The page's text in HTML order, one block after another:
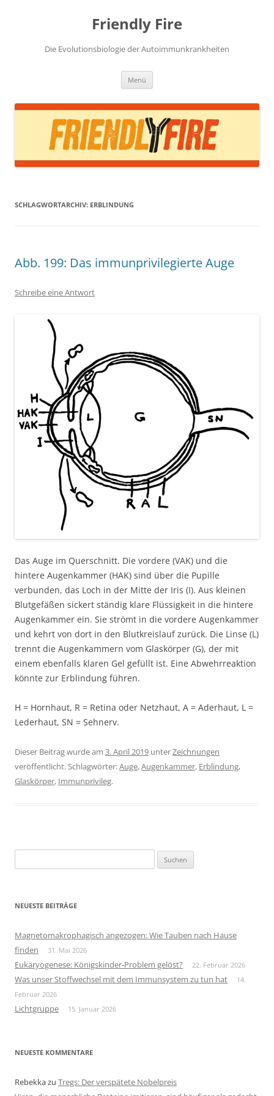
Friendly Fire
Die Evolutionsbiologie der Autoimmunkrankheiten
Menü
SCHLAGWORTARCHIV: ERBLINDUNG
Abb. 199: Das immunprivilegierte Auge
Schreibe eine Antwort
Das Auge im Querschnitt. Die vordere (VAK) und die
hintere Augenkammer (HAK) sind über die Pupille
verbunden, das Loch in der Mitte der Iris (I). Aus kleinen
Blutgefäßen sickert ständig klare Flüssigkeit in die hintere
Augenkammer ein. Sie strömt in die vordere Augenkammer
und kehrt von dort in den Blutkreislauf zurück. Die Linse (L)
trennt die Augenkammern vom Glaskörper (G), der mit
einem ebenfalls klaren Gel gefüllt ist. Eine Abwehrreaktion
könnte zur Erblindung führen.
H = Hornhaut, R = Retina oder Netzhaut, A = Aderhaut, L =
Lederhaut, SN = Sehnerv.
Dieser Beitrag wurde am 3. April 2019 unterZeichnungen
veröffentlicht. Schlagwörter:Auge,Augenkammer, Erblindung,
Glaskörper, Immunprivileg.
nach:
NEUESTE BEITRÄGE
Magnetomakrophagisch angezogen: Wie Tauben nach Hause
finden
31. Mai 2026
Eukaryogenese: Königskinder-Problem gelöst? 22. Februar 2026
Was unser Stoffwechsel mit dem Immunsystem zu tun hat
14.
Februar 2026
Lichtgruppe 15. Januar 2026
NEUESTE KOMMENTARE
Rebekkazu Tregs: Der verspätete Nobelpreis